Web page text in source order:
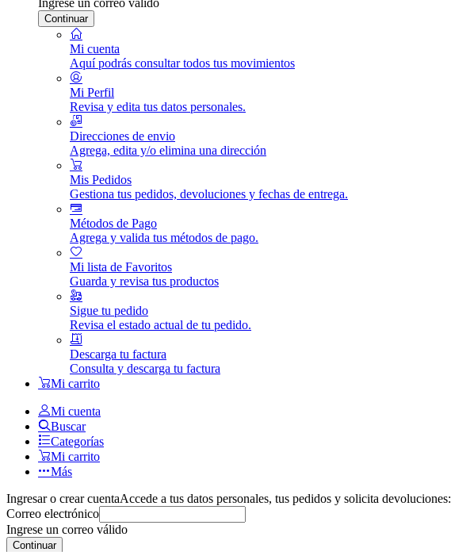
Continuar
Mi cuenta
Aquí podrás consultar todos tus movimientos
Mi Perfil
Revisa y edita tus datos personales.
Direcciones de envio
Agrega, edita y/o elimina una dirección
Mis Pedidos
Gestiona tus pedidos, devoluciones y fechas de entrega.
Métodos de Pago
Agrega y valida tus métodos de pago.
Mi lista de Favoritos
Guarda y revisa tus productos
Sigue tu pedido
Revisa el estado actual de tu pedido.
Descarga tu factura
Consulta y descarga tu factura
Mi carrito
Mi cuenta
Buscar
Categorías
Mi carrito
Más
Ingresar o crear cuentaAccede a tus datos personales, tus pedidos y solicita devoluciones:
Correo electrónico
Ingrese un correo válido
Continuar